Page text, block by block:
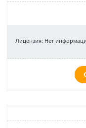
Лицензия: Нет